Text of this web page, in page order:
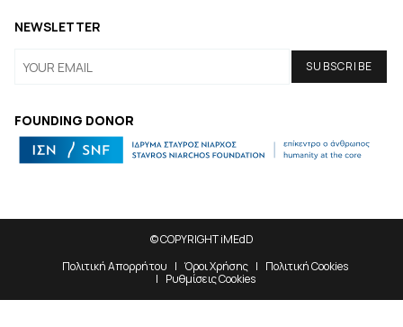
FOUNDING DONOR
NEWSLETTER
© COPYRIGHT iMEdD
Πολιτική Απορρήτου
Όροι Χρήσης
Πολιτική Cookies
Ρυθμίσεις Cookies